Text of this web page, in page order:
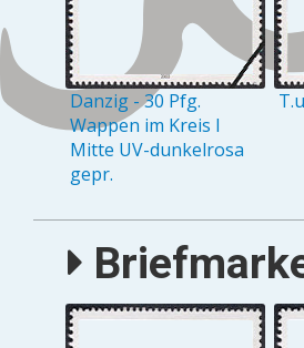
Danzig - 30 Pfg.
Wappen im Kreis I
Mitte UV-dunkelrosa
gepr.